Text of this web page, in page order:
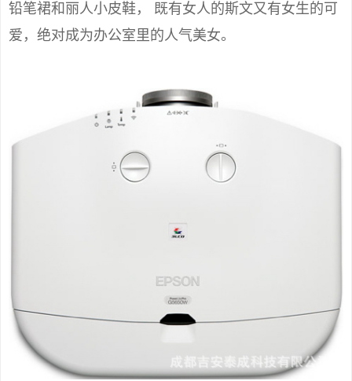
铅笔裙和丽人小皮鞋， 既有女人的斯文又有女生的可
爱，绝对成为办公室里的人气美女。